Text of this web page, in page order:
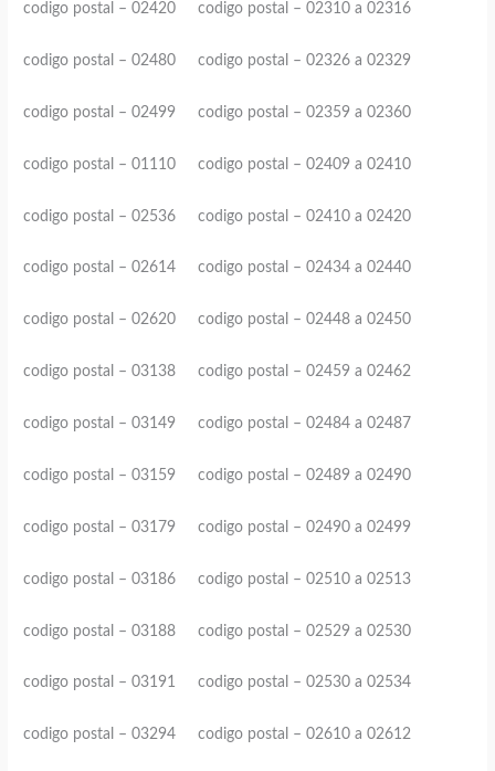
codigo postal – 02420 codigo postal – 02310 a 02316
codigo postal – 02480 codigo postal – 02326 a 02329
codigo postal – 02499 codigo postal – 02359 a 02360
codigo postal – 01110 codigo postal – 02409 a 02410
codigo postal – 02536 codigo postal – 02410 a 02420
codigo postal – 02614 codigo postal – 02434 a 02440
codigo postal – 02620 codigo postal – 02448 a 02450
codigo postal – 03138 codigo postal – 02459 a 02462
codigo postal – 03149 codigo postal – 02484 a 02487
codigo postal – 03159 codigo postal – 02489 a 02490
codigo postal – 03179 codigo postal – 02490 a 02499
codigo postal – 03186 codigo postal – 02510 a 02513
codigo postal – 03188 codigo postal – 02529 a 02530
codigo postal – 03191 codigo postal – 02530 a 02534
codigo postal – 03294 codigo postal – 02610 a 02612